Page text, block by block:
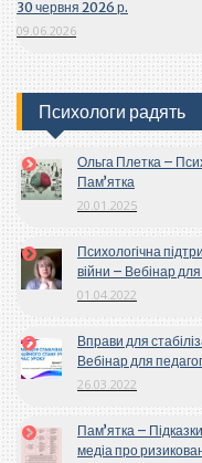
30 червня 2026 р.
09.06.2026
Психологи радять
Ольга Плетка –
Пам’ятка
20.01.2025
Психологічна
війни – Вебінар для
01.04.2022
Вправи для
Вебінар для
26.03.2022
Пам’ятка –
медіа про